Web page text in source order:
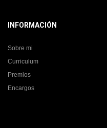
INFORMACIÓN
Sobre mi
Curriculum
Premios
Encargos